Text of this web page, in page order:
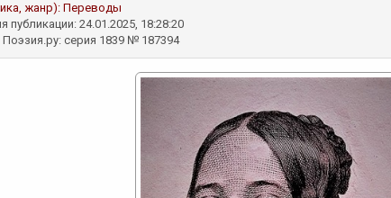
жанр):Переводы
публикации: 24.01.2025, 18:28:20
серия 1839 № 187394